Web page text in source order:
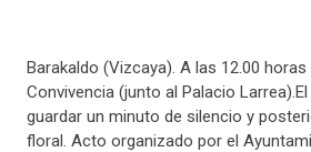
Barakaldo (Vizcaya). A las 12.00 horas
Convivencia (junto al Palacio
guardar un minuto de silencio y
floral. Acto organizado por el